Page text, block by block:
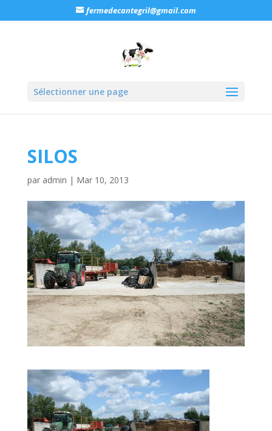
fermedecantegril@gmail.com
Sélectionner une page
SILOS
par admin | Mar 10, 2013